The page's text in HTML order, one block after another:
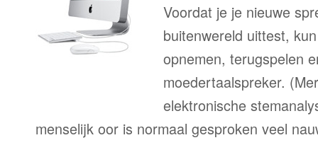
Voordat je je nieuwe
buitenwereld uittest,
opnemen, terugspelen
moedertaalspreker.
elektronische
menselijk oor is normaal gesproken veel